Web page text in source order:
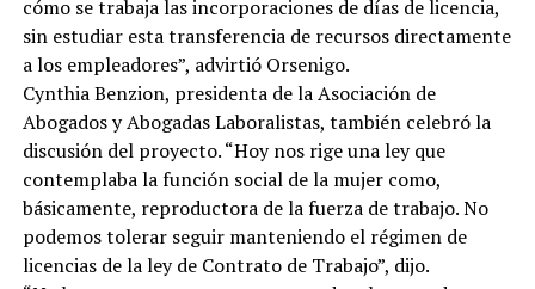
cómo se trabaja las incorporaciones de días de licencia,
sin estudiar esta transferencia de recursos directamente
a los empleadores”, advirtió Orsenigo.
Cynthia Benzion, presidenta de la Asociación de
Abogados y Abogadas Laboralistas, también celebró la
discusión del proyecto. “Hoy nos rige una ley que
contemplaba la función social de la mujer como,
básicamente, reproductora de la fuerza de trabajo. No
podemos tolerar seguir manteniendo el régimen de
licencias de la ley de Contrato de Trabajo”, dijo.